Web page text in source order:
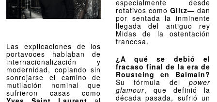
Las explicaciones de los
portavoces hablaban de
internacionalización y
modernidad, copiando sin
sonrojarse el camino de
mutilación nominal que
sufrieron casas como
especialmente desde
rotativos como Glitz— dan
por sentada la inminente
llegada del antiguo rey
Midas de la ostentación
francesa.
¿A qué se debió el
fracaso final de la era de
Rousteing en Balmain?
Su fórmula del power
glamour, que definió la
década pasada, sufrió un